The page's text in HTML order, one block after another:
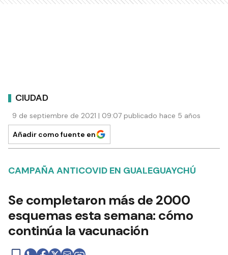
CIUDAD
9 de septiembre de 2021 | 09:07 publicado hace 5 años
Añadir como fuente en
CAMPAÑA ANTICOVID EN GUALEGUAYCHÚ
Se completaron más de 2000
esquemas esta semana: cómo
continúa la vacunación